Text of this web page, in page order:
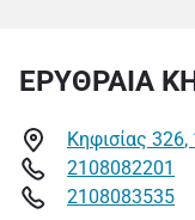
ΕΡΥΘΡΑΙΑ
Κηφισίας 326,
2108082201
2108083535